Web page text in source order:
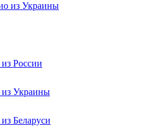
из Украины
России
из Украины
Беларуси